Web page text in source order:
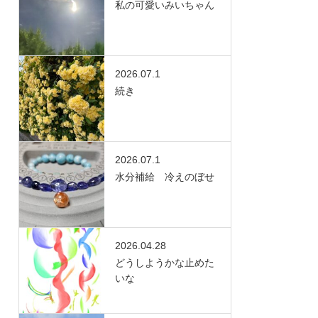
私の可愛いみいちゃん
2026.07.1
続き
2026.07.1
水分補給 冷えのぼせ
2026.04.28
どうしようかな止めた
いな